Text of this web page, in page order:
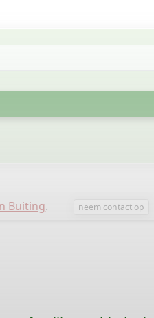
Buiting. neem contact op